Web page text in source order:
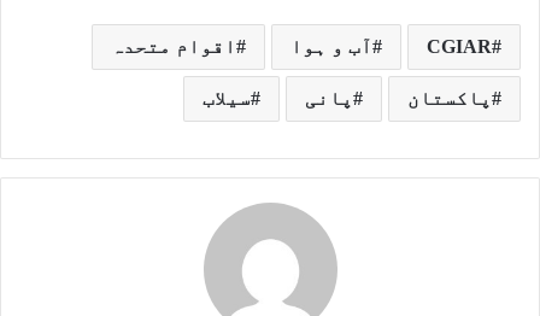
CGIAR آب و ہوا اقوام متحدہ
پاکستان پانی سیلاب